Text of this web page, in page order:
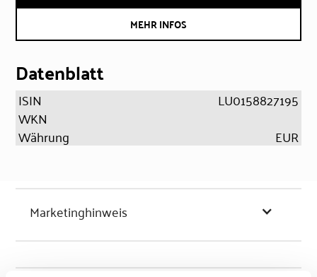
MEHR INFOS
Datenblatt
ISIN
LU0158827195
WKN
Währung
EUR
Marketinghinweis